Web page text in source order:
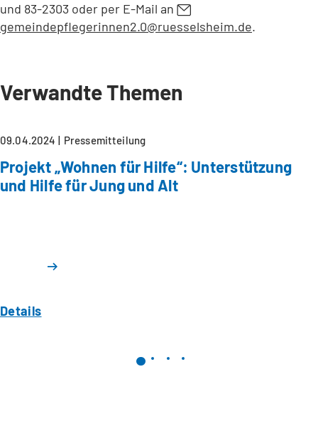
und 83-2303 oder per E-Mail an
gemeindepflegerinnen2.0
ruesselsheim de.
Verwandte Themen
09.04.2024 Pressemitteilung
Projekt „Wohnen für Hilfe“: Unterstützung
und Hilfe für Jung und Alt
Details